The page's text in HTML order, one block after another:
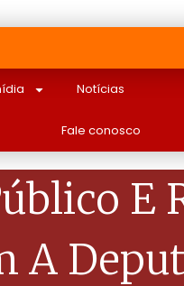
Notícias
Fale conosco
E
A